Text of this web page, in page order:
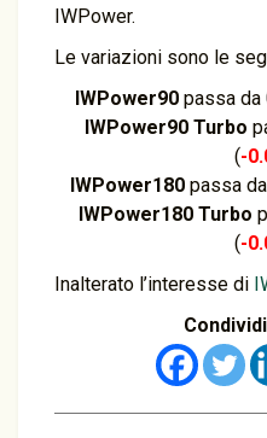
IWPower.
Le variazioni sono le
IWPower90 passa da
IWPower90 Turbo
(-
IWPower180passa da
IWPower180 Turbo
(-
Inalterato l’interesse di